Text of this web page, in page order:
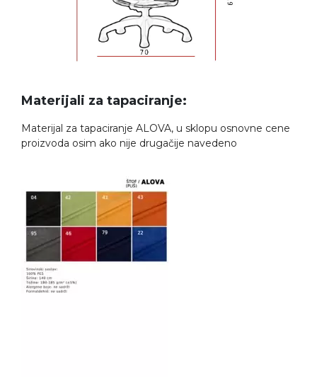
Materijali za tapaciranje:
Materijal za tapaciranje ALOVA, u sklopu osnovne cene
proizvoda osim ako nije drugačije navedeno